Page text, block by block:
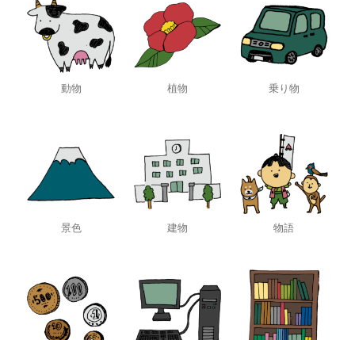
動物 植物 乗り物
景色 建物 物語